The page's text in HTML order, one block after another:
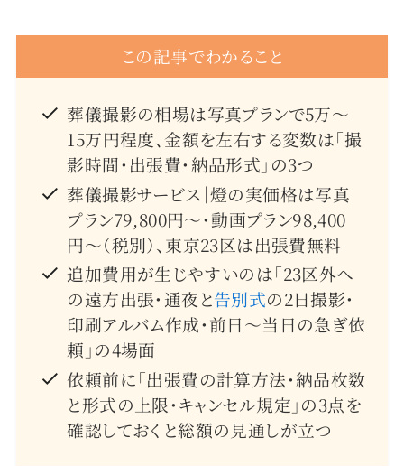
この記事でわかること
葬儀撮影の相場は写真プランで5万〜
15万円程度、金額を左右する変数は「撮
影時間・出張費・納品形式」の3つ
葬儀撮影サービス｜燈の実価格は写真
プラン79,800円〜・動画プラン98,400
円〜（税別）、東京23区は出張費無料
追加費用が生じやすいのは「23区外へ
の遠方出張・通夜と告別式の2日撮影・
印刷アルバム作成・前日〜当日の急ぎ依
頼」の4場面
依頼前に「出張費の計算方法・納品枚数
と形式の上限・キャンセル規定」の3点を
確認しておくと総額の見通しが立つ